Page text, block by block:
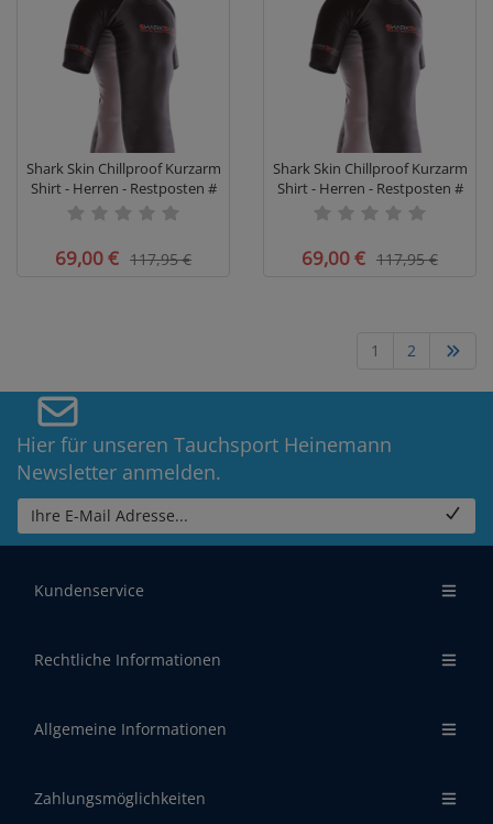
Shark Skin Chillproof Kurzarm
Shirt - Herren - Restposten #
69,00 € 117,95 €
Shark Skin Chillproof Kurzarm
Shirt - Herren - Restposten #
69,00 € 117,95 €
1 2
Hier für unseren Tauchsport Heinemann
Newsletter anmelden.
Ihre E-Mail Adresse...
Kundenservice
Rechtliche Informationen
Allgemeine Informationen
Zahlungsmöglichkeiten